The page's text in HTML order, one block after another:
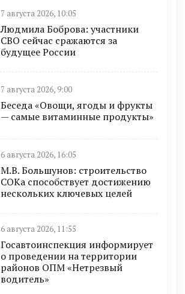
7 августа 2026, 10:05
Людмила Боброва: участники
СВО сейчас сражаются за
будущее России
7 августа 2026, 9:00
Беседа «Овощи, ягоды и фрукты
— самые витаминные продукты»
6 августа 2026, 16:05
М.В. Большунов: строительство
СОКа способствует достижению
нескольких ключевых целей
6 августа 2026, 11:55
Госавтоинспекция информирует
о проведении на территории
районов ОПМ «Нетрезвый
водитель»